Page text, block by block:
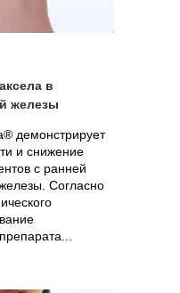
в
железы
демонстрирует
и снижение
с ранней
Согласно